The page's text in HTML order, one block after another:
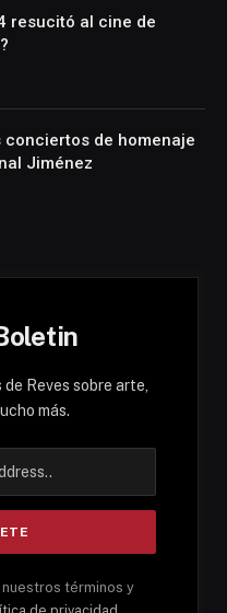
resucitó al cine de
conciertos de homenaje
Jiménez
Reves sobre arte,
más.
términos y